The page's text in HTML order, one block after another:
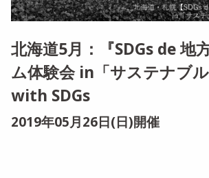
北海道5月：『SDGs de 地
ム体験会 in「サステナブル
with SDGs
2019年05月26日(日)開催